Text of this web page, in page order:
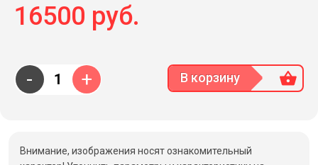
16500 руб.
- + В корзину
Внимание, изображения носят ознакомительный